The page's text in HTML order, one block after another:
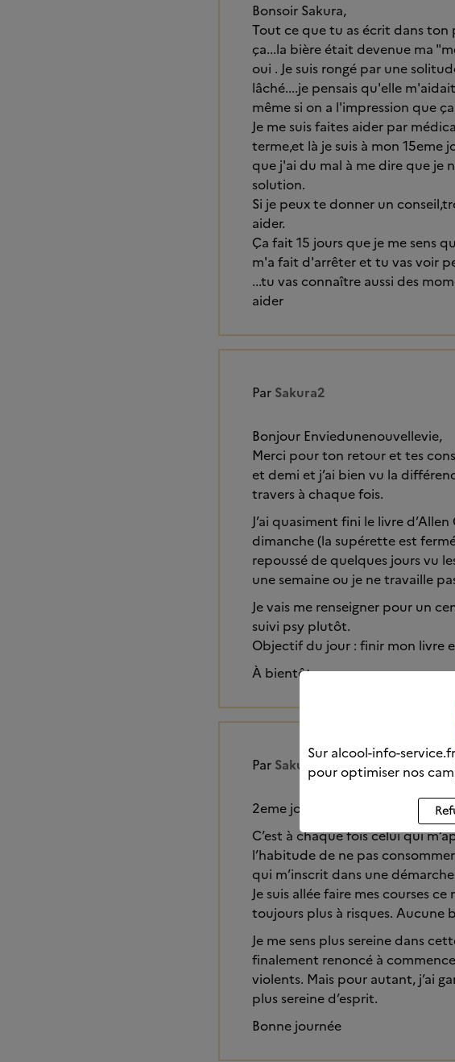
Bonsoir Sakura,
Tout ce que tu as écrit dans ton
ça...la bière était devenue ma
oui . Je suis rongé par une
lâché....je pensais qu'elle
même si on a l'impression que
Je me suis faites aider par
terme,et là je suis à mon 15eme
que j'ai du mal à me dire que je
solution.
Si je peux te donner un
aider.
Ça fait 15 jours que je me sens
m'a fait d'arrêter et tu vas voir
...tu vas connaître aussi des
aider
Par Sakura2
Bonjour Enviedunenouvellevie,
Merci pour ton retour et tes
et demi et j’ai bien vu la
travers à chaque fois.
J’ai quasiment fini le livre
dimanche (la supérette est
repoussé de quelques jours vu
une semaine ou je ne travaille
Je vais me renseigner pour un
suivi psy plutôt.
Objectif du jour : finir mon livre
À bientôt
Par Sakura2
2eme jour aujourd’hui!
C’est à chaque fois celui qui
l’habitude de ne pas
qui m’inscrit dans une
Je suis allée faire mes courses
toujours plus à risques. Aucune
Je me sens plus sereine dans
finalement renoncé à
violents. Mais pour autant, j’ai
plus sereine d’esprit.
Bonne journée
Sur alcool-info-
pour optimiser nos